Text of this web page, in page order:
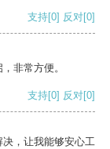
支持[0] 反对[0]
非常方便。
支持[0] 反对[0]
，让我能够安心工